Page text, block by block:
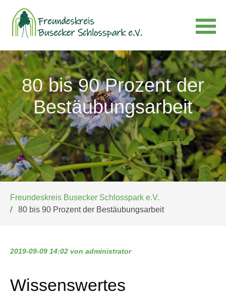
Navigation
überspringen
80 bis 90 Prozent der
Bestäubungsarbeit
Freundeskreis Busecker Schlosspark e.V.
80 bis 90 Prozent der Bestäubungsarbeit
2019-09-09 14:02 von administrator
Wissenswertes